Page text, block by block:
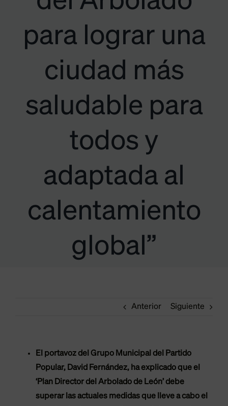
para lograr una
ciudad más
saludable para
todos y
adaptada al
calentamiento
global”
Anterior Siguiente
El portavoz del Grupo Municipal del Partido
Popular, David Fernández, ha explicado que el
‘Plan Director del Arbolado de León’ debe
superar las actuales medidas que lleve a cabo el